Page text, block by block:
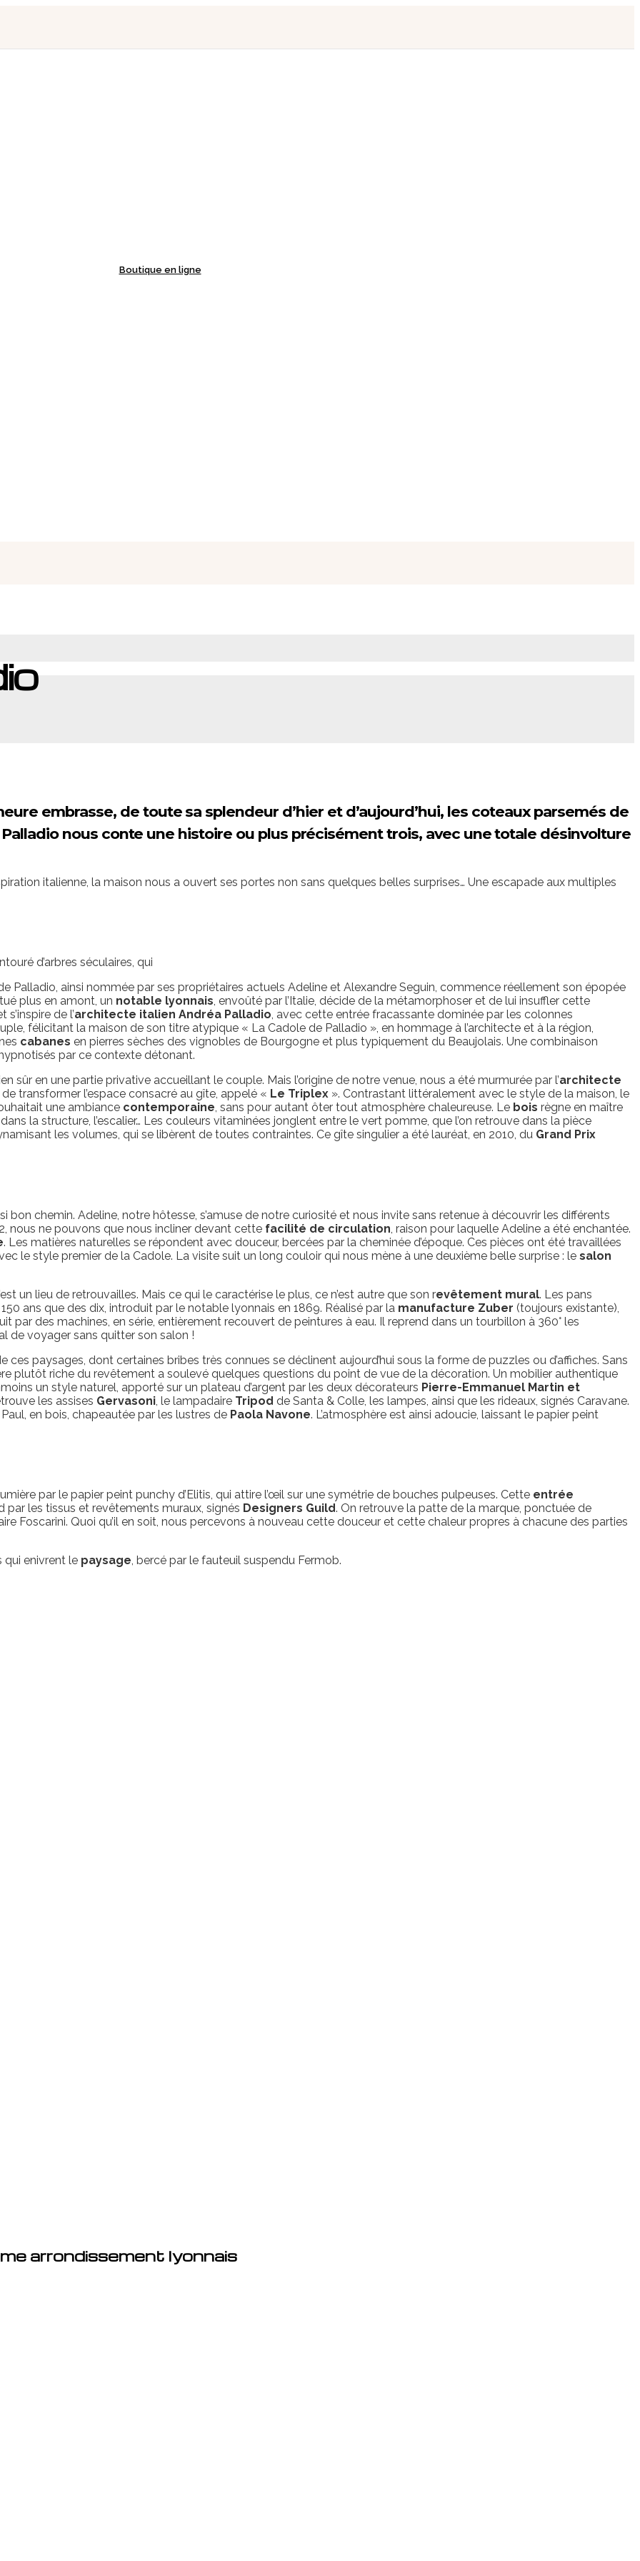
Boutique en ligne
embrasse, de toute sa splendeur d’hier et d’aujourd’hui, les coteaux parsemés de
nous conte une histoire ou plus précisément trois, avec une totale désinvolture
italienne, la maison nous a ouvert ses portes non sans quelques belles surprises… Une escapade aux multiples
d’arbres séculaires, qui
Palladio, ainsi nommée par ses propriétaires actuels Adeline et Alexandre Seguin, commence réellement son épopée
plus en amont, un notable lyonnais, envoûté par l’Italie, décide de la métamorphoser et de lui insuffler cette
de l’architecte italien Andréa Palladio, avec cette entrée fracassante dominée par les colonnes
félicitant la maison de son titre atypique « La Cadole de Palladio », en hommage à l’architecte et à la région,
cabanes en pierres sèches des vignobles de Bourgogne et plus typiquement du Beaujolais. Une combinaison
par ce contexte détonant.
sûr en une partie privative accueillant le couple. Mais l’origine de notre venue, nous a été murmurée par l’architecte
transformer l’espace consacré au gîte, appelé « Le Triplex ». Contrastant littéralement avec le style de la maison, le
une ambiance contemporaine, sans pour autant ôter tout atmosphère chaleureuse. Le bois règne en maître
la structure, l’escalier… Les couleurs vitaminées jonglent entre le vert pomme, que l’on retrouve dans la pièce
les volumes, qui se libèrent de toutes contraintes. Ce gîte singulier a été lauréat, en 2010, du Grand Prix
chemin. Adeline, notre hôtesse, s’amuse de notre curiosité et nous invite sans retenue à découvrir les différents
nous ne pouvons que nous incliner devant cette facilité de circulation , raison pour laquelle Adeline a été enchantée.
. Les matières naturelles se répondent avec douceur, bercées par la cheminée d’époque. Ces pièces ont été travaillées
le style premier de la Cadole. La visite suit un long couloir qui nous mène à une deuxième belle surprise : le salon
un lieu de retrouvailles. Mais ce qui le caractérise le plus, ce n’est autre que son revêtement mural. Les pans
ans que des dix, introduit par le notable lyonnais en 1869. Réalisé par la manufacture Zuber (toujours existante),
par des machines, en série, entièrement recouvert de peintures à eau. Il reprend dans un tourbillon à 360° les
de voyager sans quitter son salon !
paysages, dont certaines bribes très connues se déclinent aujourd’hui sous la forme de puzzles ou d’affiches. Sans
plutôt riche du revêtement a soulevé quelques questions du point de vue de la décoration. Un mobilier authentique
un style naturel, apporté sur un plateau d’argent par les deux décorateurs Pierre-Emmanuel Martin et
les assises Gervasoni , le lampadaire Tripod de Santa & Colle, les lampes, ainsi que les rideaux, signés Caravane.
en bois, chapeautée par les lustres de Paola Navone. L’atmosphère est ainsi adoucie, laissant le papier peint
par le papier peint punchy d’Elitis, qui attire l’œil sur une symétrie de bouches pulpeuses. Cette entrée
les tissus et revêtements muraux, signés Designers Guild. On retrouve la patte de la marque, ponctuée de
Foscarini. Quoi qu’il en soit, nous percevons à nouveau cette douceur et cette chaleur propres à chacune des parties
qui enivrent le paysage , bercé par le fauteuil suspendu Fermob.
arrondissement lyonnais